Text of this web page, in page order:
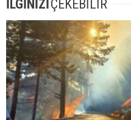
İLGİNİZİÇEKEBİLİR